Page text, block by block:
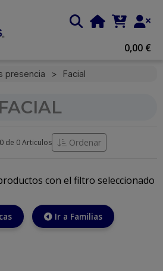
0,00 €
presencia > Facial
FACIAL
de 0 Articulos Ordenar
con el filtro seleccionado
Ir a Familias